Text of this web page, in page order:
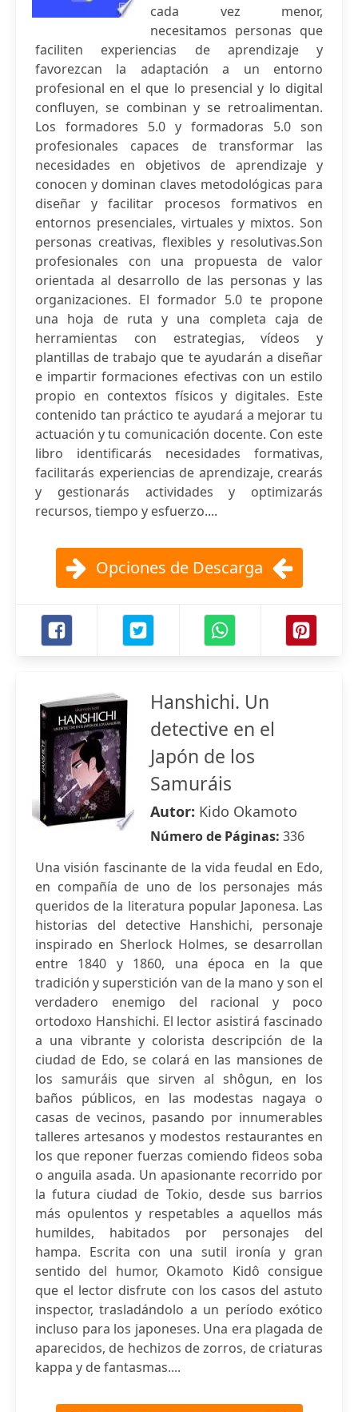
cada vez menor,
necesitamos personas que
faciliten experiencias de aprendizaje y
favorezcan la adaptación a un entorno
profesional en el que lo presencial y lo digital
confluyen, se combinan y se retroalimentan.
Los formadores 5.0 y formadoras 5.0 son
profesionales capaces de transformar las
necesidades en objetivos de aprendizaje y
conocen y dominan claves metodológicas para
diseñar y facilitar procesos formativos en
entornos presenciales, virtuales y mixtos. Son
personas creativas, flexibles y resolutivas.Son
profesionales con una propuesta de valor
orientada al desarrollo de las personas y las
organizaciones. El formador 5.0 te propone
una hoja de ruta y una completa caja de
herramientas con estrategias, vídeos y
plantillas de trabajo que te ayudarán a diseñar
e impartir formaciones efectivas con un estilo
propio en contextos físicos y digitales. Este
contenido tan práctico te ayudará a mejorar tu
actuación y tu comunicación docente. Con este
libro identificarás necesidades formativas,
facilitarás experiencias de aprendizaje, crearás
y gestionarás actividades y optimizarás
recursos, tiempo y esfuerzo....
Opciones de Descarga
Hanshichi. Un
detective en el
Japón de los
Samuráis
Autor: Kido Okamoto
Número de Páginas: 336
Una visión fascinante de la vida feudal en Edo,
en compañía de uno de los personajes más
queridos de la literatura popular Japonesa. Las
historias del detective Hanshichi, personaje
inspirado en Sherlock Holmes, se desarrollan
entre 1840 y 1860, una época en la que
tradición y superstición van de la mano y son el
verdadero enemigo del racional y poco
ortodoxo Hanshichi. El lector asistirá fascinado
a una vibrante y colorista descripción de la
ciudad de Edo, se colará en las mansiones de
los samuráis que sirven al shôgun, en los
baños públicos, en las modestas nagaya o
casas de vecinos, pasando por innumerables
talleres artesanos y modestos restaurantes en
los que reponer fuerzas comiendo fideos soba
o anguila asada. Un apasionante recorrido por
la futura ciudad de Tokio, desde sus barrios
más opulentos y respetables a aquellos más
humildes, habitados por personajes del
hampa. Escrita con una sutil ironía y gran
sentido del humor, Okamoto Kidô consigue
que el lector disfrute con los casos del astuto
inspector, trasladándolo a un período exótico
incluso para los japoneses. Una era plagada de
aparecidos, de hechizos de zorros, de criaturas
kappa y de fantasmas....